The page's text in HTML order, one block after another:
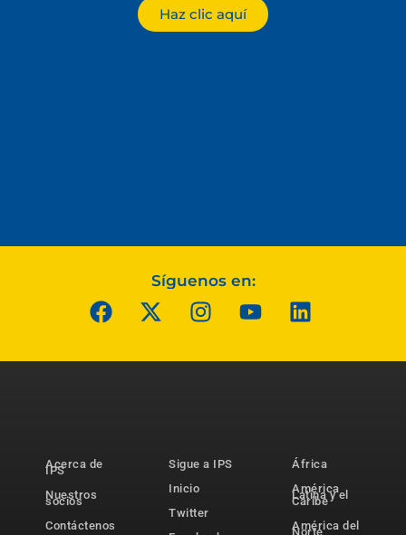
Haz clic aquí
Síguenos en:
Acerca de
IPS
Nuestros
socios
Contáctenos
Sigue a IPS
Inicio
Twitter
África
América
Latina y el
Caribe
América del
Norte